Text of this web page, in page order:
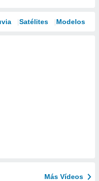
Satélites Modelos
Más Vídeos